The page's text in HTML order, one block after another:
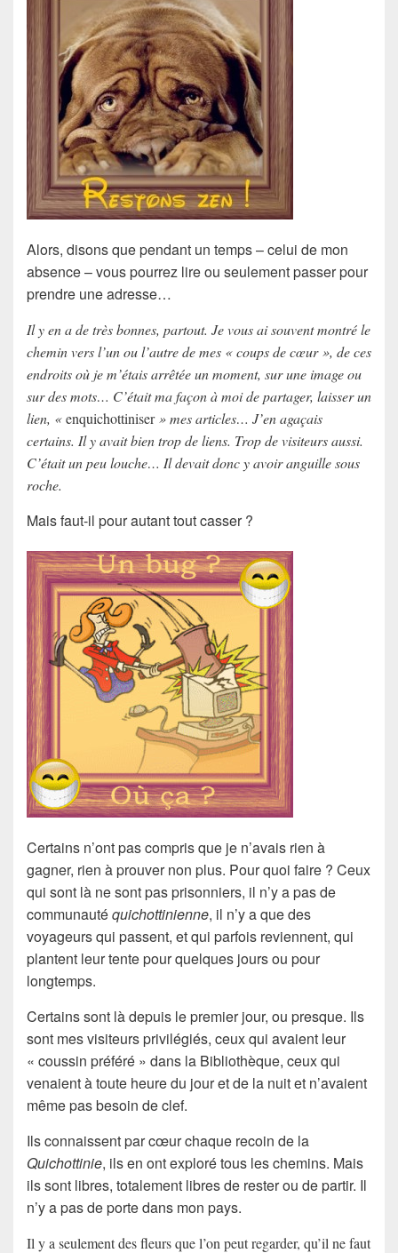
Alors, disons que pendant un temps – celui de mon
absence – vous pourrez lire ou seulement passer pour
prendre une adresse…
Il y en a de très bonnes, partout. Je vous ai souvent montré le
chemin vers l’un ou l’autre de mes « coups de cœur », de ces
endroits où je m’étais arrêtée un moment, sur une image ou
sur des mots… C’était ma façon à moi de partager, laisser un
lien, «enquichottiniser» mes articles… J’en agaçais
certains. Il y avait bien trop de liens. Trop de visiteurs aussi.
C’était un peu louche… Il devait donc y avoir anguille sous
roche.
Mais faut-il pour autant tout casser ?
Certains n’ont pas compris que je n’avais rien à
gagner, rien à prouver non plus. Pour quoi faire ? Ceux
qui sont là ne sont pas prisonniers, il n’y a pas de
communautéquichottinienne, il n’y a que des
voyageurs qui passent, et qui parfois reviennent, qui
plantent leur tente pour quelques jours ou pour
longtemps.
Certains sont là depuis le premier jour, ou presque. Ils
sont mes visiteurs privilégiés, ceux qui avaient leur
« coussin préféré » dans la Bibliothèque, ceux qui
venaient à toute heure du jour et de la nuit et n’avaient
même pas besoin de clef.
Ils connaissent par cœur chaque recoin de la
Quichottinie, ils en ont exploré tous les chemins. Mais
ils sont libres, totalement libres de rester ou de partir. Il
n’y a pas de porte dans mon pays.
Il y a seulement des fleurs que l’on peut regarder, qu’il ne faut